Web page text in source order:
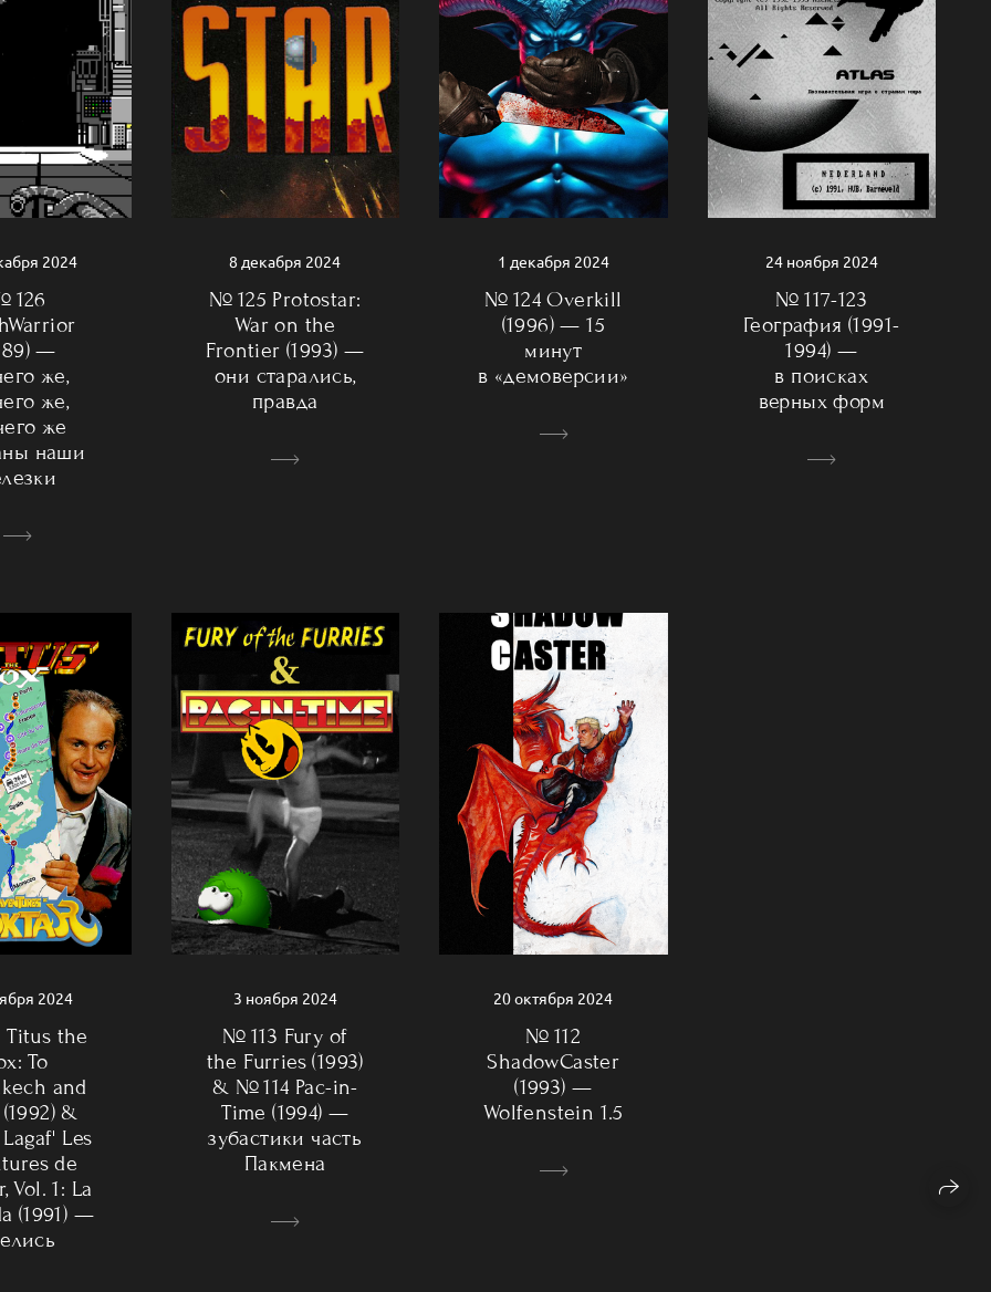
2024
126
—
же,
же,
же
наши
8 декабря 2024
№ 125 Protostar:
War on the
Frontier (1993) —
они старались,
правда
1 декабря 2024
№ 124 Overkill
(1996) — 15
минут
в «демоверсии»
24 ноября 2024
№ 117-123
География (1991-
1994) —
в поисках
верных форм
2024
the
To
and
&
Les
de
Vol. 1: La
(1991) —
3 ноября 2024
№ 113 Fury of
the Furries (1993)
& № 114 Pac-in-
Time (1994) —
зубастики часть
Пакмена
20 октября 2024
№ 112
ShadowCaster
(1993) —
Wolfenstein 1.5